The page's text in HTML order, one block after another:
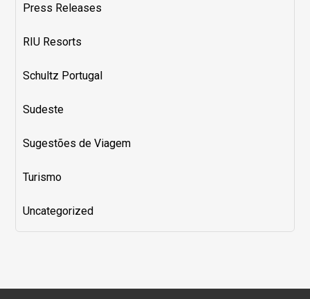
Press Releases
RIU Resorts
Schultz Portugal
Sudeste
Sugestões de Viagem
Turismo
Uncategorized